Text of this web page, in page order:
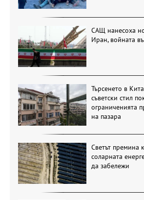
САЩ нанесоха
Иран, войната
Търсенето в
съветски стил
ограниченията
на пазара
Светът премина
соларната
да забележи